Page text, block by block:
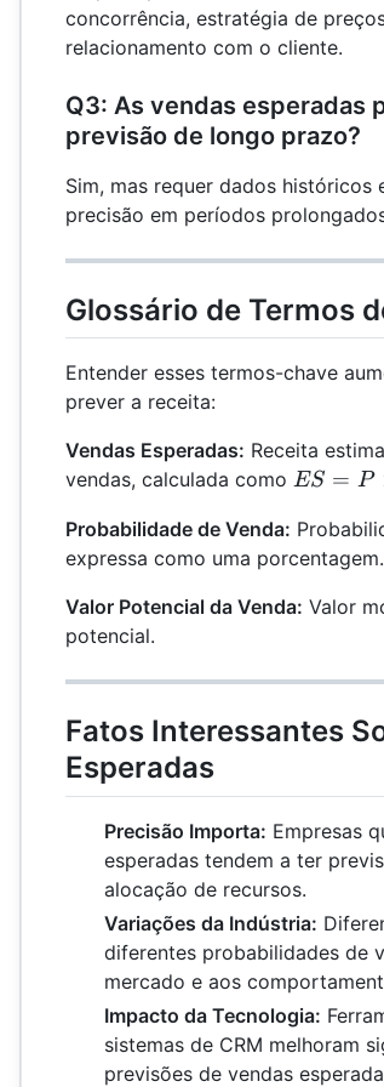
concorrência, estratégia de
relacionamento com o cliente.
Q3: As vendas esperadas
previsão de longo prazo?
Sim, mas requer dados históricos
precisão em períodos
Glossário de Termos
Entender esses termos-chave
prever a receita:
Vendas Esperadas: Receita
vendas, calculada como ES =
\times
V
ES = P
Probabilidade de Venda:
expressa como uma porcentagem.
Valor Potencial da Venda: Valor
potencial.
Fatos Interessantes
Esperadas
Precisão Importa: Empresas
esperadas tendem a ter
alocação de recursos.
Variações da Indústria:
diferentes probabilidades de
mercado e aos
Impacto da Tecnologia:
sistemas de CRM melhoram
previsões de vendas